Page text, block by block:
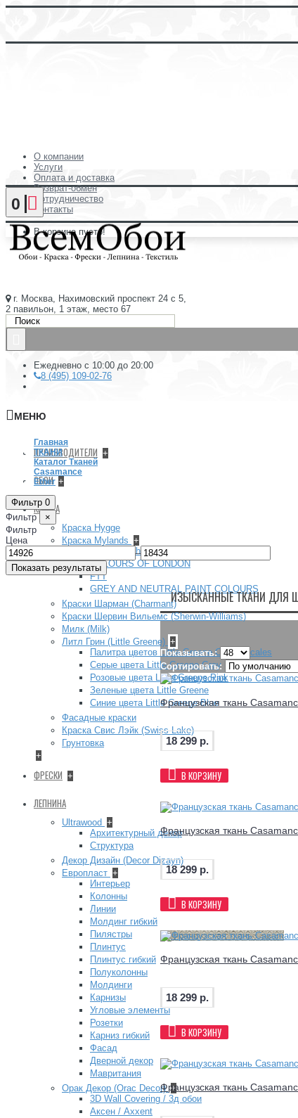
О компании
Услуги
Оплата и доставка
Возврат-обмен
Сотрудничество
Контакты
0
В корзине пусто!
г. Москва, Нахимовский проспект 24 с 5,
2 павильон, 1 этаж, место 67
Ежедневно с 10:00 до 20:00
8 (495) 109-02-76
МЕНЮ
ПРОИЗВОДИТЕЛИ +
ОБОИ +
КРАСКА
Краска Hygge
Краска Mylands +
Архив (Archive) collection
COLOURS OF LONDON
FTT
GREY AND NEUTRAL PAINT COLOURS
Краски Шарман (Charmant)
Краски Шервин Вильемс (Sherwin-Williams)
Милк (Milk)
Литл Грин (Little Greene) +
Палитра цветов Little Greene Colour Scales
Серые цвета Little Greene Grey
Розовые цвета Little Greene Pink
Зеленые цвета Little Greene
Синие цвета Little Greene Blue
Фасадные краски
Краска Свис Лэйк (Swiss Lake)
Грунтовка
+
ФРЕСКИ +
ЛЕПНИНА
Ultrawood +
Архитектурный декор
Структура
Декор Дизайн (Decor Dizayn)
Европласт +
Интерьер
Колонны
Линии
Молдинг гибкий
Пилястры
Плинтус
Плинтус гибкий
Полуколонны
Молдинги
Карнизы
Угловые элементы
Розетки
Карниз гибкий
Фасад
Дверной декор
Мавритания
Орак Декор (Orac Decor) +
3D Wall Covering / 3д обои
Аксен / Axxent
Главная
ТКАНИ
Каталог Тканей
Casamance
Ether
Фильтр 0
Фильтр
×
Фильтр
Цена
–
Показать результаты
ИЗЫСКАННЫЕ ТКАНИ ДЛЯ
Показывать:
Сортировать:
Французская ткань
18 299 р.
В КОРЗИНУ
Французская ткань
18 299 р.
В КОРЗИНУ
Французская ткань
18 299 р.
В КОРЗИНУ
Французская ткань